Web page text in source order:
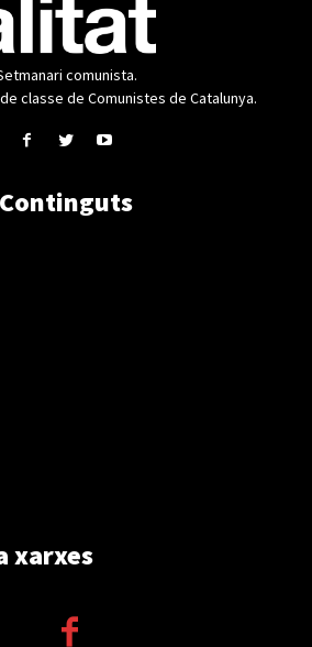
comunista.
classe de Comunistes de Catalunya.
Continguts
xarxes